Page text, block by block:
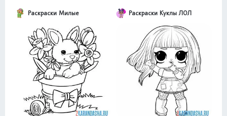
Раскраски Милые Раскраски Куклы ЛОЛ